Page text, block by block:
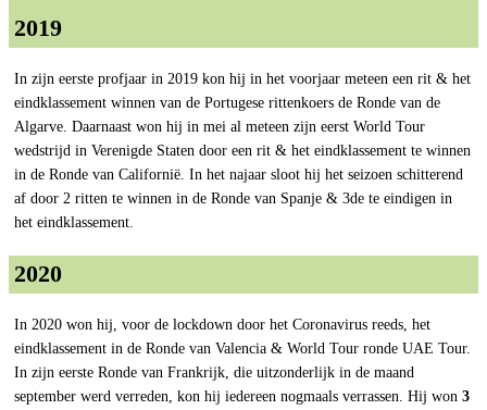
2019
In zijn eerste profjaar in 2019 kon hij in het voorjaar meteen een rit & het
eindklassement winnen van de Portugese rittenkoers de Ronde van de
Algarve. Daarnaast won hij in mei al meteen zijn eerst World Tour
wedstrijd in Verenigde Staten door een rit & het eindklassement te winnen
in de Ronde van Californië. In het najaar sloot hij het seizoen schitterend
af door 2 ritten te winnen in de Ronde van Spanje & 3de te eindigen in
het eindklassement.
2020
In 2020 won hij, voor de lockdown door het Coronavirus reeds, het
eindklassement in de Ronde van Valencia & World Tour ronde UAE Tour.
In zijn eerste Ronde van Frankrijk, die uitzonderlijk in de maand
september werd verreden, kon hij iedereen nogmaals verrassen. Hij won 3